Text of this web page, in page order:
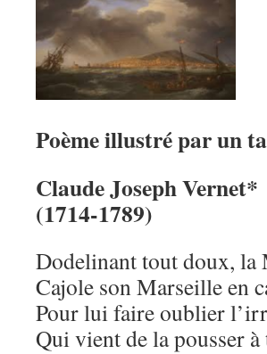
Poème illustré par un
Claude Joseph Vernet*
(1714-1789)
Dodelinant tout doux, la
Cajole son Marseille en
Pour lui faire oublier
Qui vient de la pousser